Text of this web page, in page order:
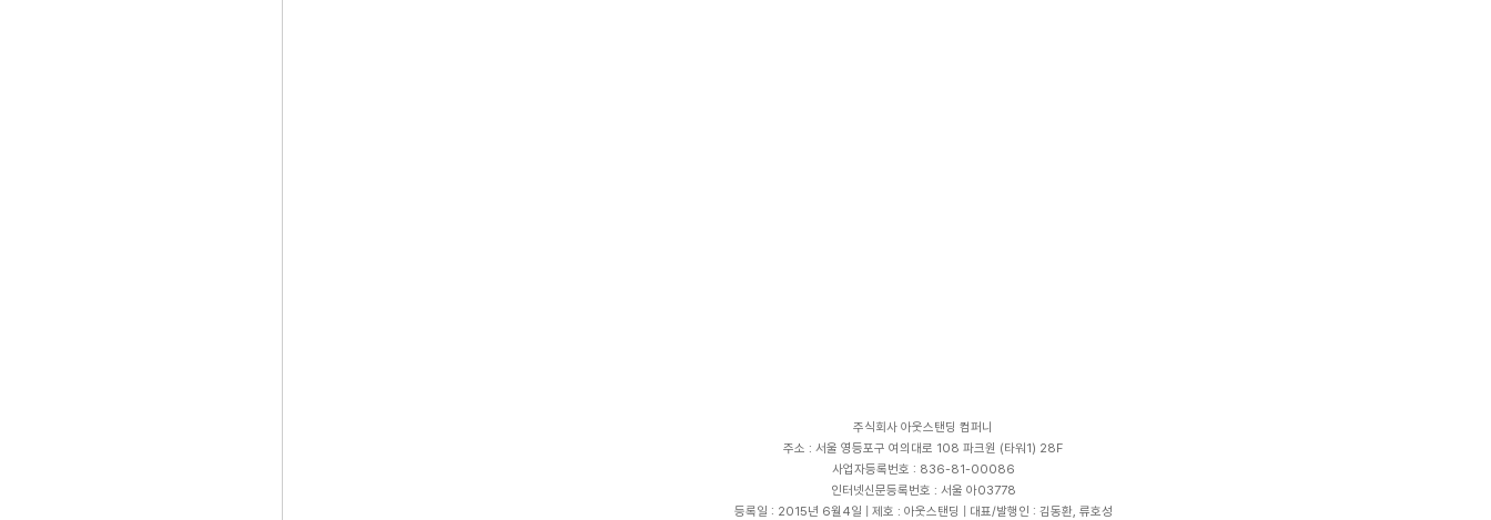
주식회사 아웃스탠딩 컴퍼니
주소 : 서울 영등포구 여의대로 108 파크원 (타워1) 28F
사업자등록번호 : 836-81-00086
인터넷신문등록번호 : 서울 아03778
등록일 : 2015년 6월4일 | 제호 : 아웃스탠딩 | 대표/발행인 : 김동환, 류호성